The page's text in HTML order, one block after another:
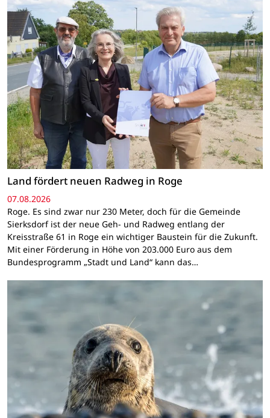
Land fördert neuen Radweg in Roge
07.08.2026
Roge. Es sind zwar nur 230 Meter, doch für die Gemeinde
Sierksdorf ist der neue Geh- und Radweg entlang der
Kreisstraße 61 in Roge ein wichtiger Baustein für die Zukunft.
Mit einer Förderung in Höhe von 203.000 Euro aus dem
Bundesprogramm „Stadt und Land“ kann das…